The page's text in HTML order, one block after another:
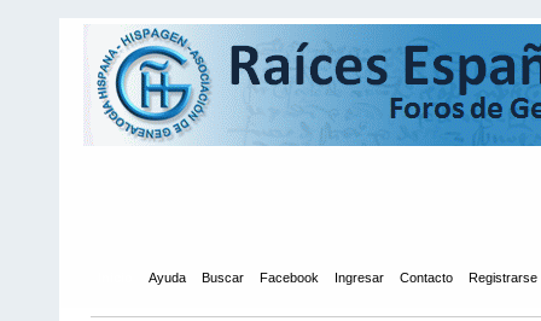
Ayuda Buscar Facebook Ingresar Contacto Registrarse